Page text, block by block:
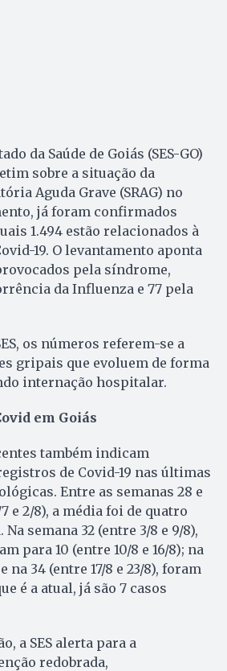
da Saúde de Goiás (SES-GO)
sobre a situação da
Aguda Grave (SRAG) no
já foram confirmados
1.494 estão relacionados à
19. O levantamento aponta
pela síndrome,
da Influenza e 77 pela
os números referem-se a
gripais que evoluem de forma
internação hospitalar.
em Goiás
também indicam
de Covid-19 nas últimas
Entre as semanas 28 e
e 2/8), a média foi de quatro
semana 32 (entre 3/8 e 9/8),
para 10 (entre 10/8 e 16/8); na
na 34 (entre 17/8 e 23/8), foram
é a atual, já são 7 casos
a SES alerta para a
redobrada,